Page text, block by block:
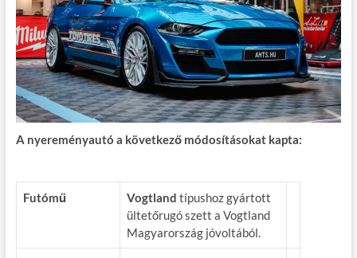
A nyereményautó a következő módosításokat kapta:
Futómű Vogtland típushoz gyártott
ültetőrugó szett a Vogtland
Magyarország jóvoltából.